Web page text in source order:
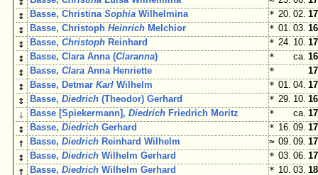
↕ Basse, ChristinaSophia Wilhelmina * 20. 02.
↕ Basse, ChristophHeinrich Melchior * 01. 03.
↕ Basse,Christoph Reinhard * 24. 10.
↕ Basse, Clara Anna (Claranna) * ca.
↕ Basse,Clara Anna Henriette *
↕ Basse, DetmarKarl Wilhelm * 01. 04.
↕ Basse,Diedrich (Theodor) Gerhard * 29. 10.
↓ Basse [Spiekermann],Diedrich Friedrich Moritz * ca.
↕ Basse,Diedrich Gerhard * 16. 09.
↑ Basse,Diedrich Reinhard Wilhelm ≈ 09. 09.
↕ Basse,Diedrich Wilhelm Gerhard * 03. 06.
↑ Basse,Diedrich Wilhelm Gerhard * 10. 03.